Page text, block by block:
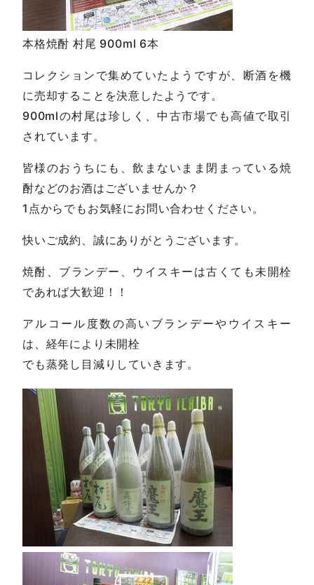
本格焼酎 村尾 900ml 6本
コレクションで集めていたようですが、断酒を機
に売却することを決意したようです。
900mlの村尾は珍しく、中古市場でも高値で取引
されています。
皆様のおうちにも、飲まないまま閉まっている焼
酎などのお酒はございませんか？
1点からでもお気軽にお問い合わせください。
快いご成約、誠にありがとうございます。
焼酎、ブランデー、ウイスキーは古くても未開栓
であれば大歓迎！！
アルコール度数の高いブランデーやウイスキー
は、経年により未開栓
でも蒸発し目減りしていきます。